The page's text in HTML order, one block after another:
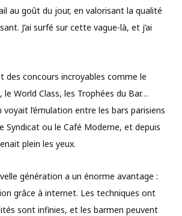
au goût du jour, en valorisant la qualité
J’ai surfé sur cette vague-là, et j’ai
des concours incroyables comme le
le World Class, les Trophées du Bar…
voyait l’émulation entre les bars parisiens
Syndicat ou le Café Moderne, et depuis
plein les yeux.
génération a un énorme avantage :
grâce à internet. Les techniques ont
sont infinies, et les barmen peuvent